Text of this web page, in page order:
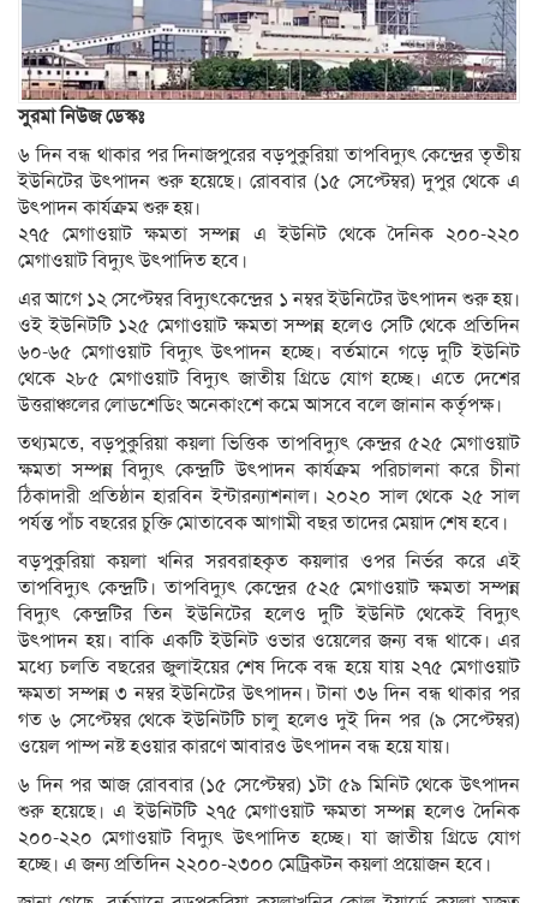
সুরমা নিউজ ডেস্কঃ
৬ দিন বন্ধ থাকার পর দিনাজপুরের বড়পুকুরিয়া তাপবিদ্যুৎ কেন্দ্রের তৃতীয়
ইউনিটের উৎপাদন শুরু হয়েছে। রোববার (১৫ সেপ্টেম্বর) দুপুর থেকে এ
উৎপাদন কার্যক্রম শুরু হয়।
২৭৫ মেগাওয়াট ক্ষমতা সম্পন্ন এ ইউনিট থেকে দৈনিক ২০০-২২০
মেগাওয়াট বিদ্যুৎ উৎপাদিত হবে।
এর আগে ১২ সেপ্টেম্বর বিদ্যুৎকেন্দ্রের ১ নম্বর ইউনিটের উৎপাদন শুরু হয়।
ওই ইউনিটটি ১২৫ মেগাওয়াট ক্ষমতা সম্পন্ন হলেও সেটি থেকে প্রতিদিন
৬০-৬৫ মেগাওয়াট বিদ্যুৎ উৎপাদন হচ্ছে। বর্তমানে গড়ে দুটি ইউনিট
থেকে ২৮৫ মেগাওয়াট বিদ্যুৎ জাতীয় গ্রিডে যোগ হচ্ছে। এতে দেশের
উত্তরাঞ্চলের লোডশেডিং অনেকাংশে কমে আসবে বলে জানান কর্তৃপক্ষ।
তথ্যমতে, বড়পুকুরিয়া কয়লা ভিত্তিক তাপবিদ্যুৎ কেন্দ্রর ৫২৫ মেগাওয়াট
ক্ষমতা সম্পন্ন বিদ্যুৎ কেন্দ্রটি উৎপাদন কার্যক্রম পরিচালনা করে চীনা
ঠিকাদারী প্রতিষ্ঠান হারবিন ইন্টারন্যাশনাল। ২০২০ সাল থেকে ২৫ সাল
পর্যন্ত পাঁচ বছরের চুক্তি মোতাবেক আগামী বছর তাদের মেয়াদ শেষ হবে।
বড়পুকুরিয়া কয়লা খনির সরবরাহকৃত কয়লার ওপর নির্ভর করে এই
তাপবিদ্যুৎ কেন্দ্রটি। তাপবিদ্যুৎ কেন্দ্রের ৫২৫ মেগাওয়াট ক্ষমতা সম্পন্ন
বিদ্যুৎ কেন্দ্রটির তিন ইউনিটের হলেও দুটি ইউনিট থেকেই বিদ্যুৎ
উৎপাদন হয়। বাকি একটি ইউনিট ওভার ওয়েলের জন্য বন্ধ থাকে। এর
মধ্যে চলতি বছরের জুলাইয়ের শেষ দিকে বন্ধ হয়ে যায় ২৭৫ মেগাওয়াট
ক্ষমতা সম্পন্ন ৩ নম্বর ইউনিটের উৎপাদন। টানা ৩৬ দিন বন্ধ থাকার পর
গত ৬ সেপ্টেম্বর থেকে ইউনিটটি চালু হলেও দুই দিন পর (৯ সেপ্টেম্বর)
ওয়েল পাম্প নষ্ট হওয়ার কারণে আবারও উৎপাদন বন্ধ হয়ে যায়।
৬ দিন পর আজ রোববার (১৫ সেপ্টেম্বর) ১টা ৫৯ মিনিট থেকে উৎপাদন
শুরু হয়েছে। এ ইউনিটটি ২৭৫ মেগাওয়াট ক্ষমতা সম্পন্ন হলেও দৈনিক
২০০-২২০ মেগাওয়াট বিদ্যুৎ উৎপাদিত হচ্ছে। যা জাতীয় গ্রিডে যোগ
হচ্ছে। এ জন্য প্রতিদিন ২২০০-২৩০০ মেট্রিকটন কয়লা প্রয়োজন হবে।